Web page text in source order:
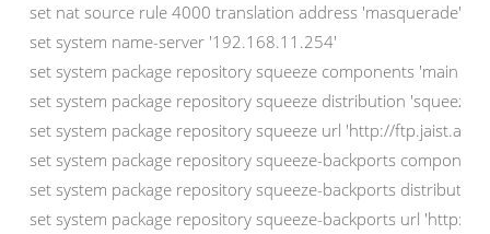
set nat source rule 4000 translation address 'masquerade'
set system name-server '192.168.11.254'
set system package repository squeeze components 'main
set system package repository squeeze distribution 'squeeze'
set system package repository squeeze url 'http://
set system package repository squeeze-backports
set system package repository squeeze-backports
set system package repository squeeze-backports url 'http://